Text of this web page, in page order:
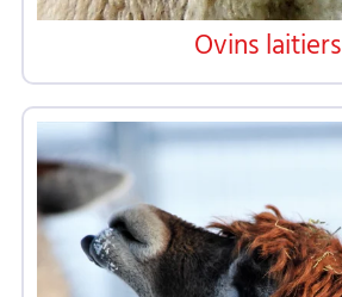
Ovins laitiers